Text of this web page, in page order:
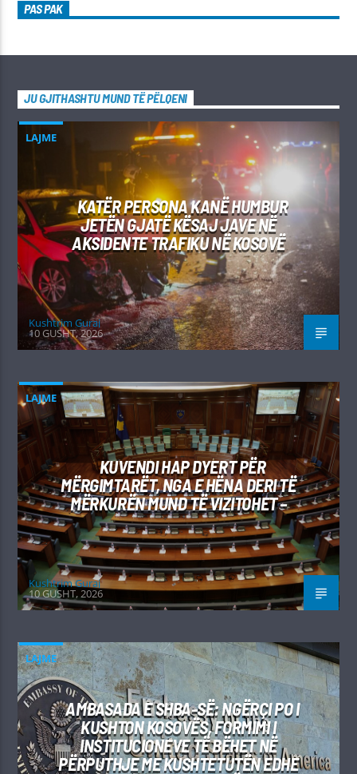
PAS PAK
JU GJITHASHTU MUND TË PËLQENI
LAJME
KATËR PERSONA KANË HUMBUR
JETËN GJATË KËSAJ JAVE NË
AKSIDENTE TRAFIKU NË KOSOVË
Kushtrim Guraj
10 GUSHT, 2026
LAJME
KUVENDI HAP DYERT PËR
MËRGIMTARËT, NGA E HËNA DERI TË
MËRKURËN MUND TË VIZITOHET –
Kushtrim Guraj
10 GUSHT, 2026
LAJME
AMBASADA E SHBA-SË: NGËRÇI PO I
KUSHTON KOSOVËS, FORMIMI I
INSTITUCIONEVE TË BËHET NË
PËRPUTHJE ME KUSHTETUTËN EDHE